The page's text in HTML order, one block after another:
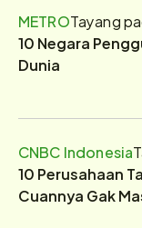
METROTayang
10 Negara
Dunia
CNBC Indonesia
10 Perusahaan
Cuannya Gak